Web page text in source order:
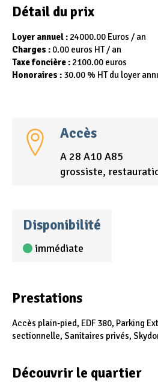
Détail du prix
Loyer annuel : 24000.00 Euros / an
Charges : 0.00 euros HT / an
Taxe foncière : 2100.00 euros
Honoraires : 30.00 % HT du loyer
Accès
A 28 A10 A85
grossiste,
Disponibilité
immédiate
Prestations
Accès plain-pied, EDF 380, Parking
sectionnelle, Sanitaires privés,
Découvrir le quartier